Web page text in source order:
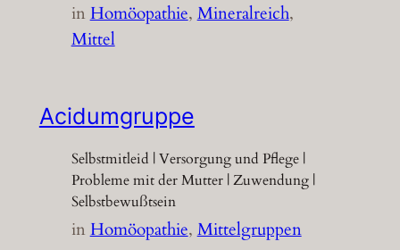
inHomöopathie, Mineralreich
Mittel
Acidumgruppe
Selbstmitleid | Versorgung und Pflege |
Probleme mit der Mutter | Zuwendung |
Selbstbewußtsein
inHomöopathie, Mittelgruppen